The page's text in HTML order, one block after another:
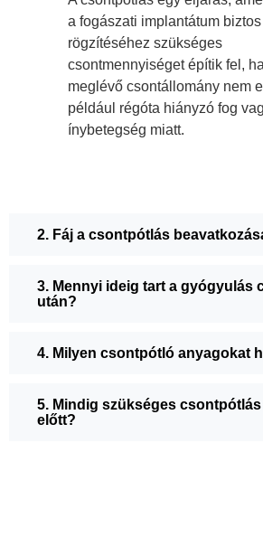
a fogászati implantátum biztos
rögzítéséhez szükséges
csontmennyiséget építik fel,
meglévő csontállomány nem
például régóta hiányzó fog
ínybetegség miatt.
2. Fáj a csontpótlás
3. Mennyi ideig tart a gyógyulás
után?
4. Milyen csontpótló anyagokat
5. Mindig szükséges
előtt?